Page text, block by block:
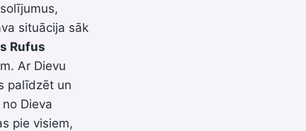
situācija sāk
Rufus
Ar Dievu
palīdzēt un
Dieva
pie visiem,